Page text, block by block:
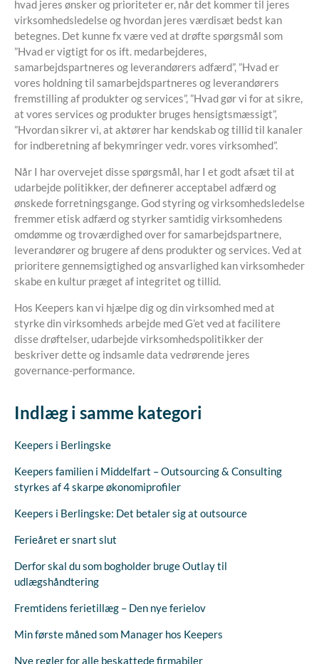
Indlæg i samme kategori
Keepers i Berlingske
Keepers familien i Middelfart – Outsourcing & Consulting
styrkes af 4 skarpe økonomiprofiler
Keepers i Berlingske: Det betaler sig at outsource
Ferieåret er snart slut
Derfor skal du som bogholder bruge Outlay til
udlægshåndtering
Fremtidens ferietillæg – Den nye ferielov
Min første måned som Manager hos Keepers
Nye regler for alle beskattede firmabiler
hvad jeres ønsker og prioriteter er, når det kommer til jeres
virksomhedsledelse og hvordan jeres værdisæt bedst kan
betegnes. Det kunne fx være ved at drøfte spørgsmål som
”Hvad er vigtigt for os ift. medarbejderes,
samarbejdspartneres og leverandørers adfærd”, ”Hvad er
vores holdning til samarbejdspartneres og leverandørers
fremstilling af produkter og services”, ”Hvad gør vi for at sikre,
at vores services og produkter bruges hensigtsmæssigt”,
”Hvordan sikrer vi, at aktører har kendskab og tillid til kanaler
for indberetning af bekymringer vedr. vores virksomhed”.
Når I har overvejet disse spørgsmål, har I et godt afsæt til at
udarbejde politikker, der definerer acceptabel adfærd og
ønskede forretningsgange. God styring og virksomhedsledelse
fremmer etisk adfærd og styrker samtidig virksomhedens
omdømme og troværdighed over for samarbejdspartnere,
leverandører og brugere af dens produkter og services. Ved at
prioritere gennemsigtighed og ansvarlighed kan virksomheder
skabe en kultur præget af integritet og tillid.
Hos Keepers kan vi hjælpe dig og din virksomhed med at
styrke din virksomheds arbejde med G’et ved at facilitere
disse drøftelser, udarbejde virksomhedspolitikker der
beskriver dette og indsamle data vedrørende jeres
governance-performance.